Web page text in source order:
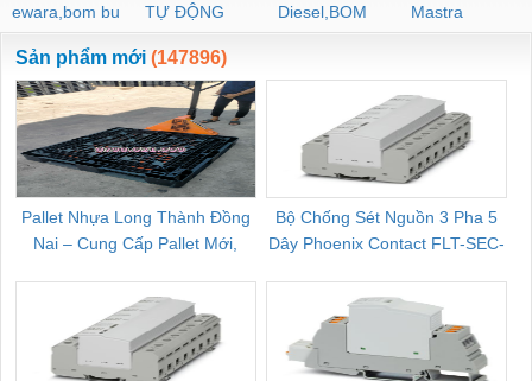
ewara,bom bu
ewara
TỰ ĐỘNG
Diesel,BOM
CHUA CHAY
Mastra
Sản phẩm mới (147896)
Pallet Nhựa Long Thành Đồng
Nai – Cung Cấp Pallet Mới,
Bộ Chống Sét Nguồn 3 Pha 5
Dây Phoenix Contact FLT-SEC-